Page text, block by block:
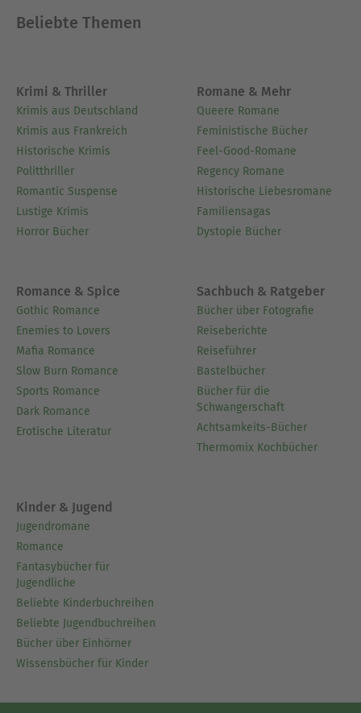
Beliebte Themen
Krimi & Thriller
Krimis aus Deutschland
Krimis aus Frankreich
Historische Krimis
Politthriller
Romantic Suspense
Lustige Krimis
Horror Bücher
Romane & Mehr
Queere Romane
Feministische Bücher
Feel-Good-Romane
Regency Romane
Historische Liebesromane
Familiensagas
Dystopie Bücher
Romance & Spice
Gothic Romance
Enemies to Lovers
Mafia Romance
Slow Burn Romance
Sports Romance
Dark Romance
Erotische Literatur
Sachbuch & Ratgeber
Bücher über Fotografie
Reiseberichte
Reiseführer
Bastelbücher
Bücher für die
Schwangerschaft
Achtsamkeits-Bücher
Thermomix Kochbücher
Kinder & Jugend
Jugendromane
Romance
Fantasybücher für
Jugendliche
Beliebte Kinderbuchreihen
Beliebte Jugendbuchreihen
Bücher über Einhörner
Wissensbücher für Kinder